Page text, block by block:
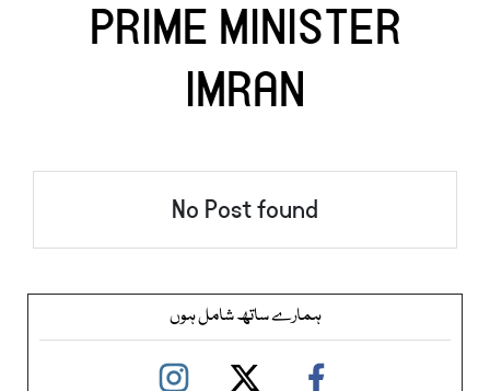
PRIME MINISTER
IMRAN
No Post found
ہمارے ساتھ شامل ہوں